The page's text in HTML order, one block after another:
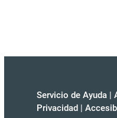
Servicio de Ayuda |
Privacidad |